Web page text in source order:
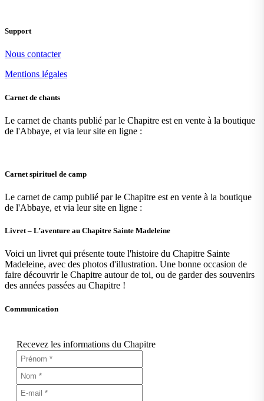
Support
Nous contacter
Mentions légales
Carnet de chants
Le carnet de chants publié par le Chapitre est en vente à la boutique
de l'Abbaye, et via leur site en ligne :
Carnet spirituel de camp
Le carnet de camp publié par le Chapitre est en vente à la boutique
de l'Abbaye, et via leur site en ligne :
Livret – L’aventure au Chapitre Sainte Madeleine
Voici un livret qui présente toute l'histoire du Chapitre Sainte
Madeleine, avec des photos d'illustration. Une bonne occasion de
faire découvrir le Chapitre autour de toi, ou de garder des souvenirs
des années passées au Chapitre !
Communication
Recevez les informations du Chapitre